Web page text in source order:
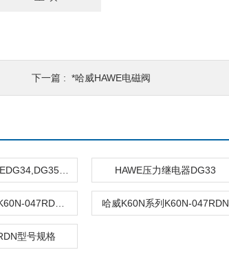
下一篇 : *哈威HAWE电磁阀
HAWE压力继电器DG33
哈威K60N系列K60N-047RDN
型号规格